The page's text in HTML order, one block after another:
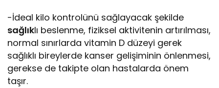
-İdeal kilo kontrolünü sağlayacak şekilde
sağlıklı beslenme, fiziksel aktivitenin artırılması,
normal sınırlarda vitamin D düzeyi gerek
sağlıklı bireylerde kanser gelişiminin önlenmesi,
gerekse de takipte olan hastalarda önem
taşır.